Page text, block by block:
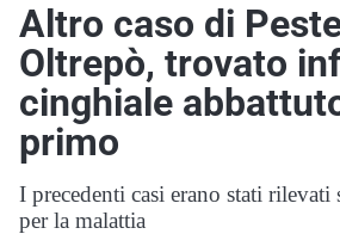
Altro caso di
Oltrepò, trovato
cinghiale
primo
I precedenti casi erano stati
per la malattia